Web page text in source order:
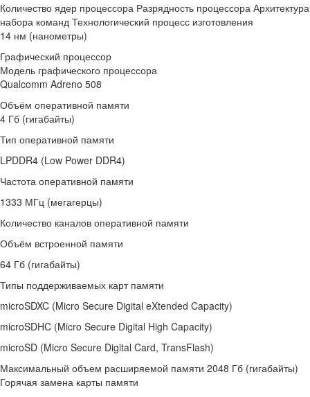
Количество ядер процессора Разрядность процессора Архитектура
набора команд Технологический процесс изготовления
14 нм (нанометры)
Графический процессор
Модель графического процессора
Qualcomm Adreno 508
Объём оперативной памяти
4 Гб (гигабайты)
Тип оперативной памяти
LPDDR4 (Low Power DDR4)
Частота оперативной памяти
1333 МГц (мегагерцы)
Количество каналов оперативной памяти
Объём встроенной памяти
64 Гб (гигабайты)
Типы поддерживаемых карт памяти
microSDXC (Micro Secure Digital eXtended Capacity)
microSDHC (Micro Secure Digital High Capacity)
microSD (Micro Secure Digital Card, TransFlash)
Максимальный объем расширяемой памяти 2048 Гб (гигабайты)
Горячая замена карты памяти